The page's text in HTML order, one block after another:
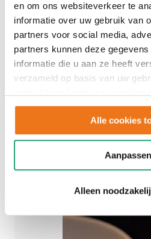
en om ons websiteverkeer te
informatie over uw gebruik van
partners voor social media,
partners kunnen deze
informatie die u aan ze heeft
verzameld op basis van uw
gebruiken.
Alle cookies
Aanpassen
Alleen